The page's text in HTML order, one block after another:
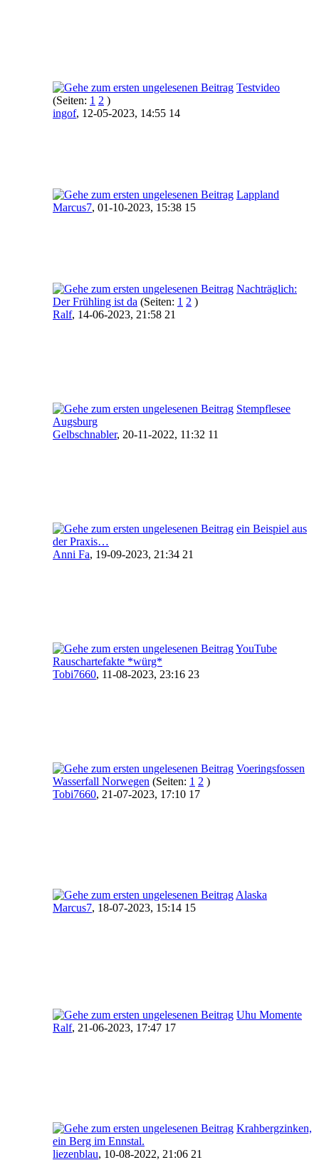
Testvideo
(Seiten: 1 2 )
ingof, 12-05-2023, 14:55 14
Lappland
Marcus7, 01-10-2023, 15:38 15
Nachträglich:
Der Frühling ist da (Seiten: 1 2 )
Ralf, 14-06-2023, 21:58 21
Stempflesee
Augsburg
Gelbschnabler, 20-11-2022, 11:32 11
ein Beispiel aus
der Praxis…
Anni Fa, 19-09-2023, 21:34 21
YouTube
Rauschartefakte *würg*
Tobi7660, 11-08-2023, 23:16 23
Voeringsfossen
Wasserfall Norwegen (Seiten: 1 2 )
Tobi7660, 21-07-2023, 17:10 17
Alaska
Marcus7, 18-07-2023, 15:14 15
Uhu Momente
Ralf, 21-06-2023, 17:47 17
Krahbergzinken,
ein Berg im Ennstal.
liezenblau, 10-08-2022, 21:06 21